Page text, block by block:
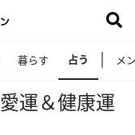
暮らす 占う メ
運＆健康運